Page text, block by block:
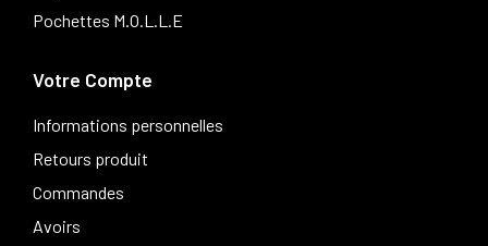
Pochettes M.O.L.L.E
Votre Compte
Informations personnelles
Retours produit
Commandes
Avoirs